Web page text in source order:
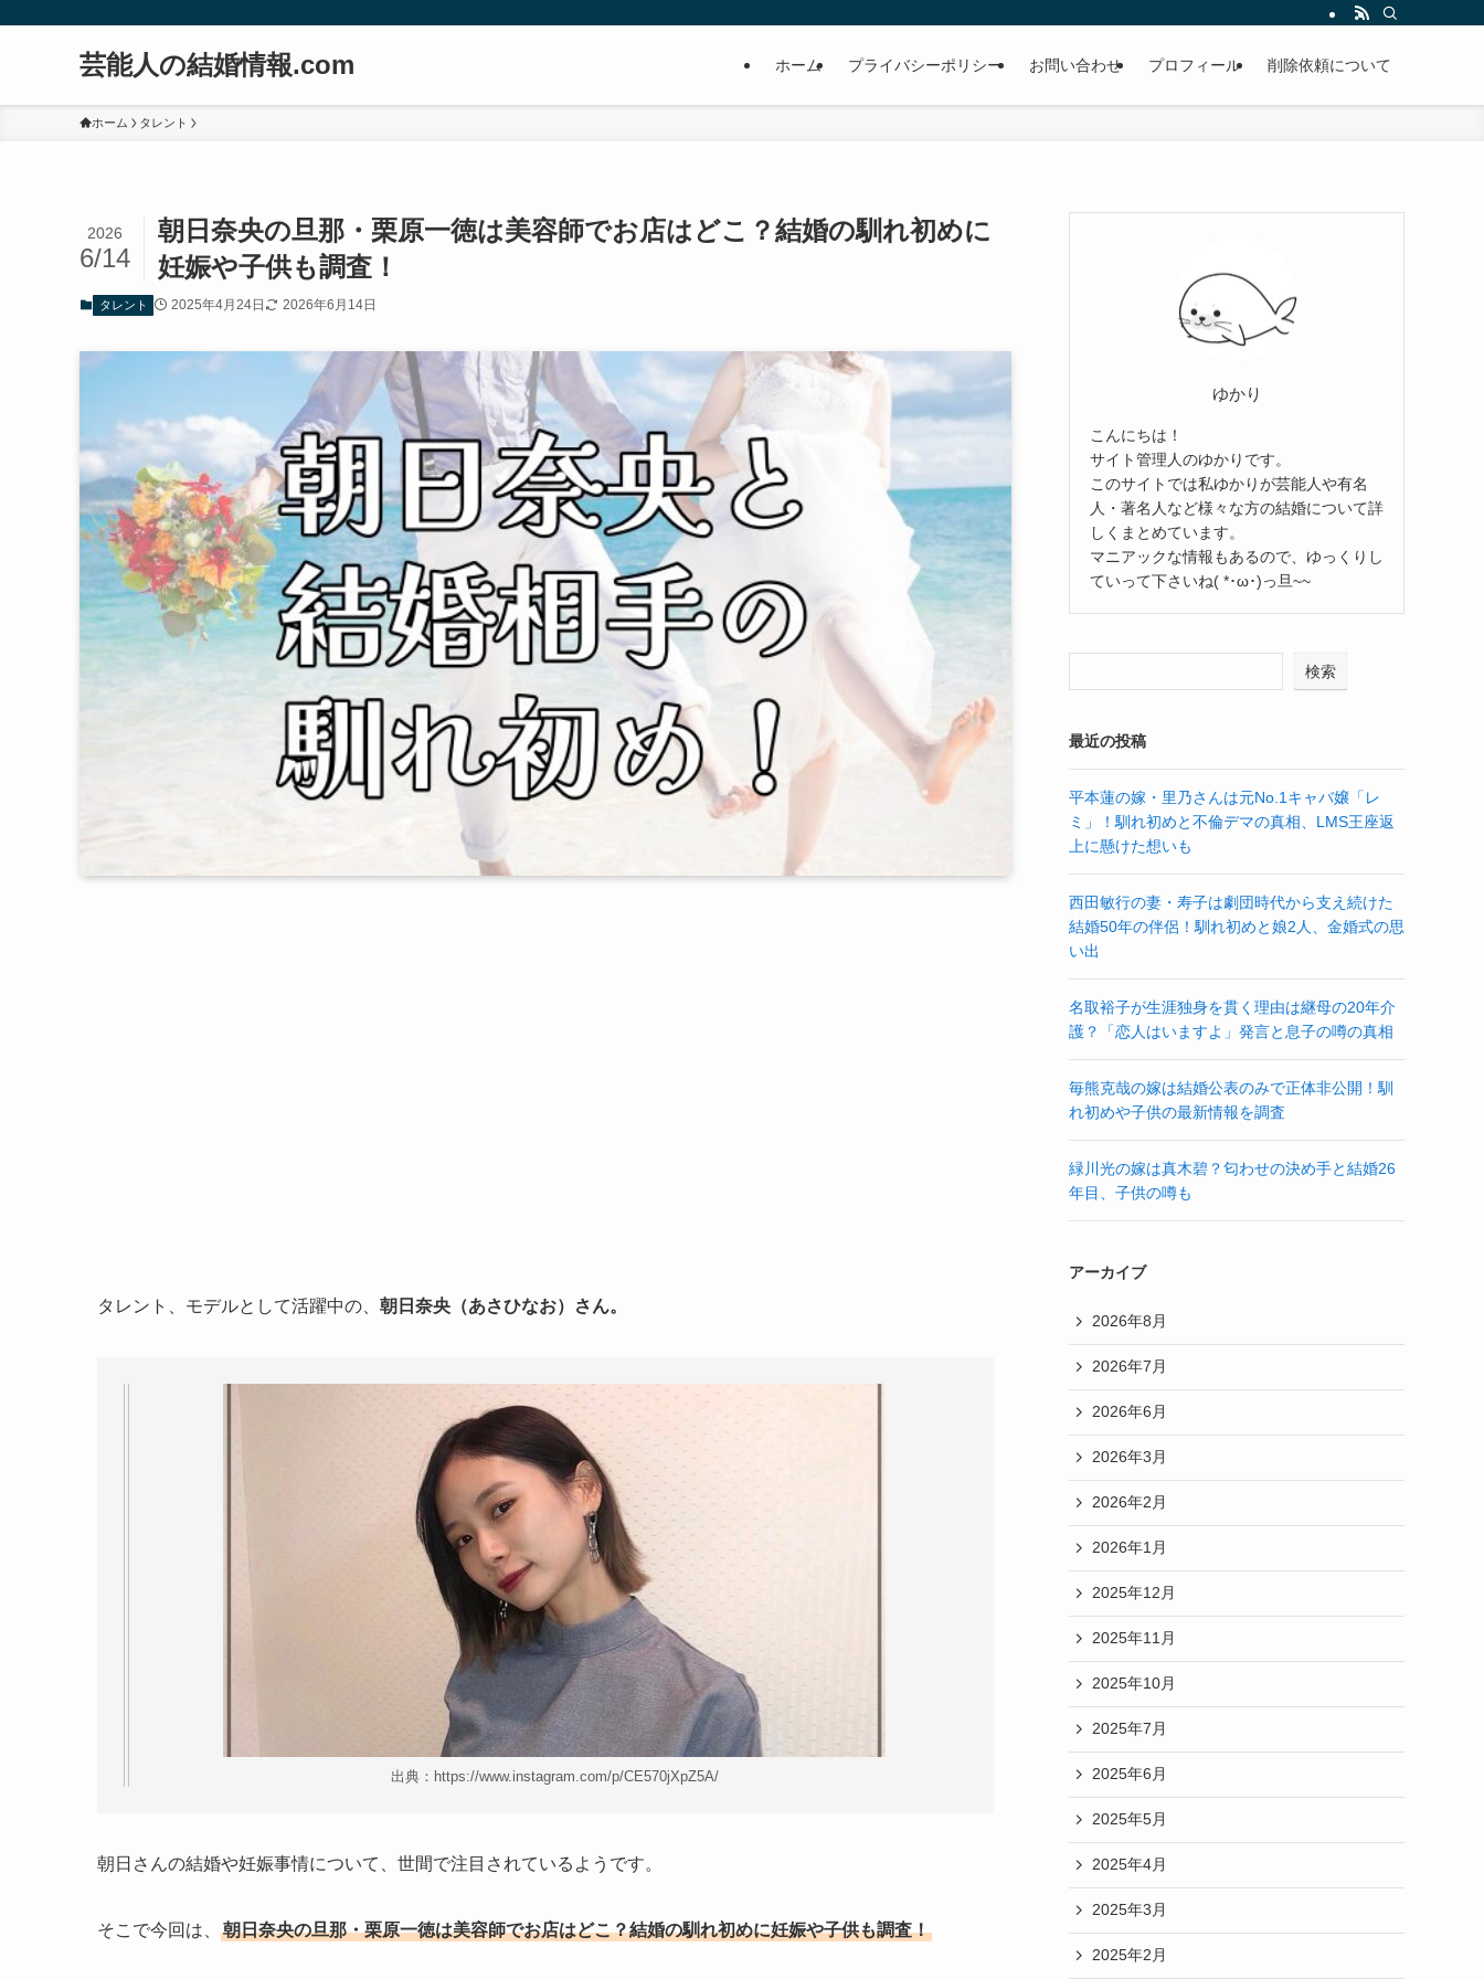
芸能人の結婚情報.com ホーム プライバシーポリシー お問い合わせ プロフィール 削除依頼について
ホーム タレント
朝日奈央の旦那・栗原一徳は美容師でお店はどこ？結婚の馴れ初めに
妊娠や子供も調査！
2026
6/14
タレント 2025年4月24日 2026年6月14日
タレント、モデルとして活躍中の、 朝日奈央（あさひなお）さん。
出典：https://www.instagram.com/p/CE570jXpZ5A/
朝日さんの結婚や妊娠事情について、世間で注目されているようです。
そこで今回は、 朝日奈央の旦那・栗原一徳は美容師でお店はどこ？結婚の馴れ初めに妊娠や子供も調査！
ゆかり
こんにちは！
サイト管理人のゆかりです。
このサイトでは私ゆかりが芸能人や有名
人・著名人など様々な方の結婚について詳
しくまとめています。
マニアックな情報もあるので、ゆっくりし
ていって下さいね( *･ω･)っ旦~~
検索
最近の投稿
平本蓮の嫁・里乃さんは元No.1キャバ嬢「レ
ミ」！馴れ初めと不倫デマの真相、LMS王座返
上に懸けた想いも
西田敏行の妻・寿子は劇団時代から支え続けた
結婚50年の伴侶！馴れ初めと娘2人、金婚式の思
い出
名取裕子が生涯独身を貫く理由は継母の20年介
護？「恋人はいますよ」発言と息子の噂の真相
毎熊克哉の嫁は結婚公表のみで正体非公開！馴
れ初めや子供の最新情報を調査
緑川光の嫁は真木碧？匂わせの決め手と結婚26
年目、子供の噂も
アーカイブ
2026年8月
2026年7月
2026年6月
2026年3月
2026年2月
2026年1月
2025年12月
2025年11月
2025年10月
2025年7月
2025年6月
2025年5月
2025年4月
2025年3月
2025年2月